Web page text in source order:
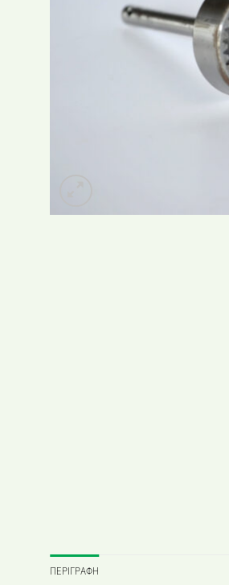
ΠΕΡΙΓΡΑΦΉ